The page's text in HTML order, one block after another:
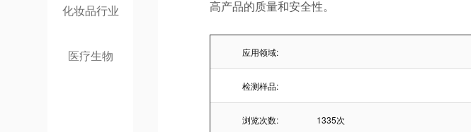
化妆品行业
医疗生物
高产品的质量和安全性。
应用领域:
检测样品:
浏览次数: 1335次